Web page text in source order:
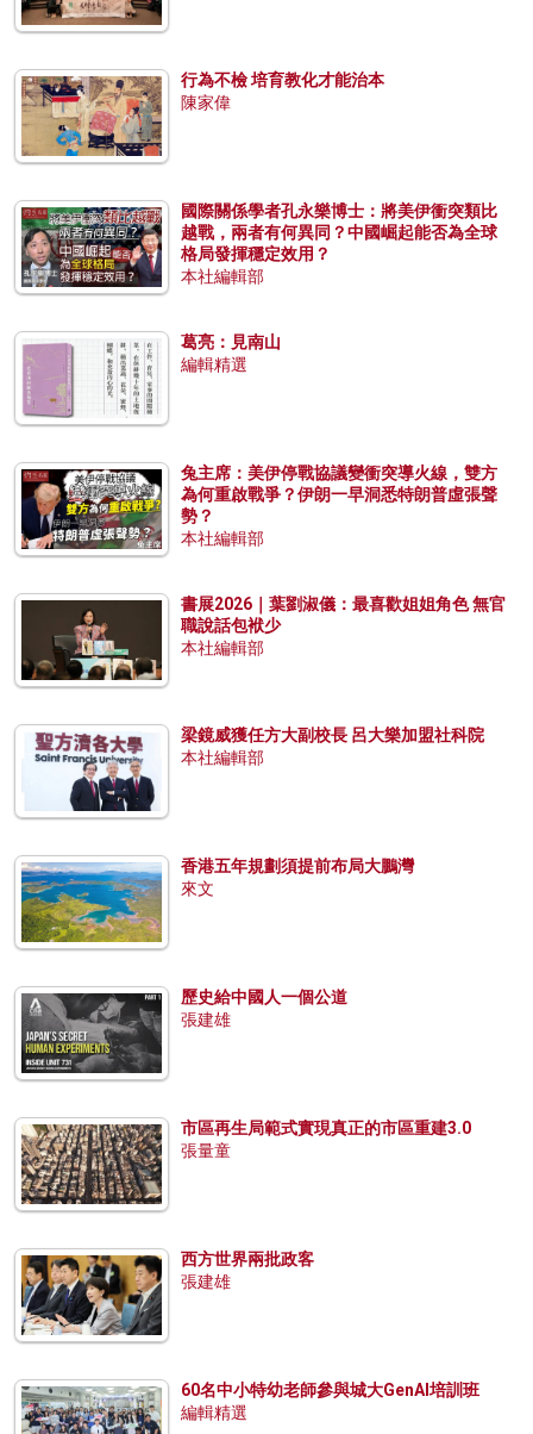
行為不檢 培育教化才能治本
陳家偉
國際關係學者孔永樂博士：將美伊衝突類比
越戰，兩者有何異同？中國崛起能否為全球
格局發揮穩定效用？
本社編輯部
葛亮：見南山
編輯精選
兔主席：美伊停戰協議變衝突導火線，雙方
為何重啟戰爭？伊朗一早洞悉特朗普虛張聲
勢？
本社編輯部
書展2026｜葉劉淑儀：最喜歡姐姐角色 無官
職說話包袱少
本社編輯部
梁鏡威獲任方大副校長 呂大樂加盟社科院
本社編輯部
香港五年規劃須提前布局大鵬灣
來文
歷史給中國人一個公道
張建雄
市區再生局範式實現真正的市區重建3.0
張量童
西方世界兩批政客
張建雄
60名中小特幼老師參與城大GenAI培訓班
編輯精選